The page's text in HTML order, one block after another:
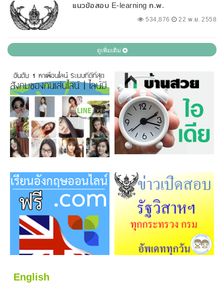
แนวข้อสอบ E-learning ก.พ.
534,876 22 พ.ย. 2558
ดูเพิ่มเติม
English